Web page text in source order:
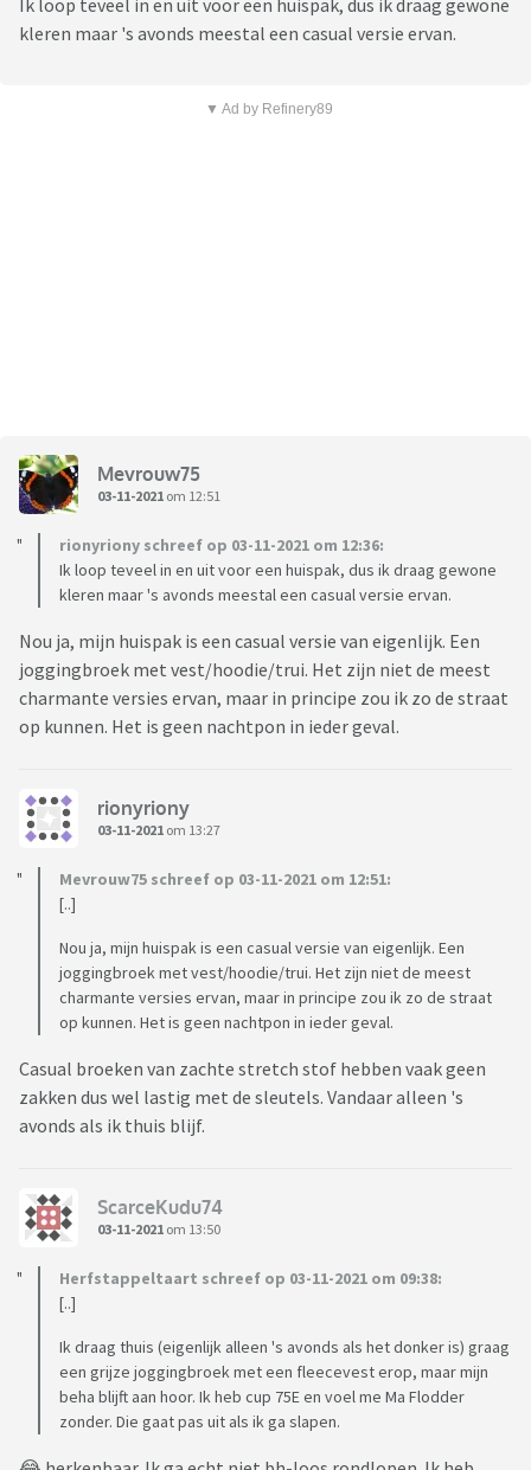
Ik loop teveel in en uit voor een huispak, dus ik draag gewone
kleren maar 's avonds meestal een casual versie ervan.
▼ Ad by Refinery89
Mevrouw75
03-11-2021 om 12:51
rionyriony schreef op 03-11-2021 om 12:36:
Ik loop teveel in en uit voor een huispak, dus ik draag gewone
kleren maar 's avonds meestal een casual versie ervan.
Nou ja, mijn huispak is een casual versie van eigenlijk. Een
joggingbroek met vest/hoodie/trui. Het zijn niet de meest
charmante versies ervan, maar in principe zou ik zo de straat
op kunnen. Het is geen nachtpon in ieder geval.
rionyriony
03-11-2021 om 13:27
Mevrouw75 schreef op 03-11-2021 om 12:51:
[..]
Nou ja, mijn huispak is een casual versie van eigenlijk. Een
joggingbroek met vest/hoodie/trui. Het zijn niet de meest
charmante versies ervan, maar in principe zou ik zo de straat
op kunnen. Het is geen nachtpon in ieder geval.
Casual broeken van zachte stretch stof hebben vaak geen
zakken dus wel lastig met de sleutels. Vandaar alleen 's
avonds als ik thuis blijf.
ScarceKudu74
03-11-2021 om 13:50
Herfstappeltaart schreef op 03-11-2021 om 09:38:
[..]
Ik draag thuis (eigenlijk alleen 's avonds als het donker is) graag
een grijze joggingbroek met een fleecevest erop, maar mijn
beha blijft aan hoor. Ik heb cup 75E en voel me Ma Flodder
zonder. Die gaat pas uit als ik ga slapen.